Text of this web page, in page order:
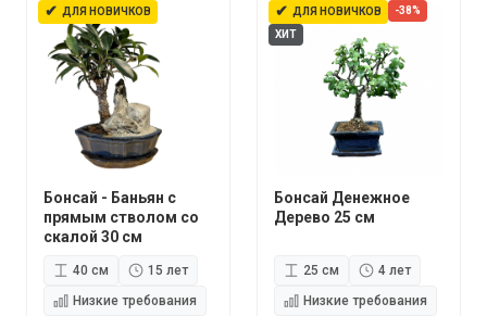
✔ ДЛЯ НОВИЧКОВ
Бонсай - Баньян с
прямым стволом со
скалой 30 см
40 см
15 лет
Низкие требования
✔ ДЛЯ НОВИЧКОВ
-38%
ХИТ
Бонсай Денежное
Дерево 25 см
25 см
4 лет
Низкие требования